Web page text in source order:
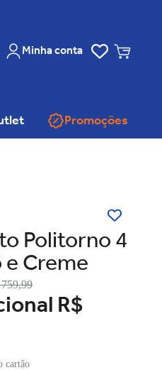
Minha conta
Promoções
Politorno 4
Creme
R$
cartão